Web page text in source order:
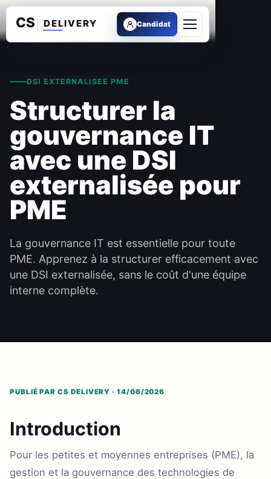
Candidat
Ouvrir le menu
DSI EXTERNALISEE PME
Structurer la
gouvernance IT
avec une DSI
externalisée pour
PME
La gouvernance IT est essentielle pour toute
PME. Apprenez à la structurer efficacement avec
une DSI externalisée, sans le coût d'une équipe
interne complète.
PUBLIÉ PAR CS DELIVERY · 14/06/2026
Introduction
Pour les petites et moyennes entreprises (PME), la
gestion et la gouvernance des technologies de